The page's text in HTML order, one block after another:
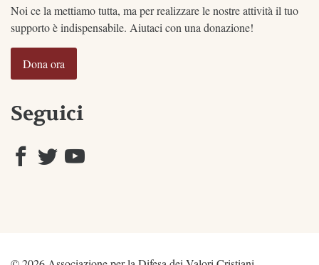
Noi ce la mettiamo tutta, ma per realizzare le nostre attività il tuo
supporto è indispensabile. Aiutaci con una donazione!
Dona ora
Seguici